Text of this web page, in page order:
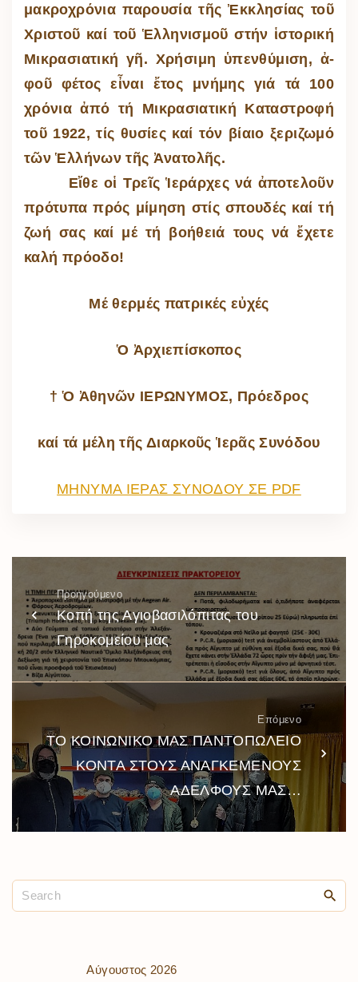
μα­κρο­χρό­νια πα­ρου­σία τῆς Ἐκ­κλη­σίας τοῦ
Χρι­στοῦ καί τοῦ Ἑλ­λη­νι­σμοῦ στήν ἱ­στο­ρική
Μι­κρα­σι­α­τική γῆ. Χρή­σιμη ὑ­πεν­θύ­μιση, ἀ­
φοῦ φέ­τος εἶναι ἔτος μνήμης γιά τά 100
χρό­νια ἀπό τή Μι­κρα­σι­α­τική Κα­τα­στροφή
τοῦ 1922, τίς θυσίες καί τόν βί­αιο ξε­ρι­ζωμό
τῶν Ἑλ­λή­νων τῆς Ἀ­να­το­λῆς.
Εἴθε οἱ Τρεῖς Ἱ­ε­ράρ­χες νά ἀ­πο­τε­λοῦν
πρό­τυπα πρός μί­μηση στίς σπου­δές καί τή
ζωή σας καί μέ τή βο­ή­θειά τους νά ἔχετε
καλή πρό­οδο!
Μέ θερ­μές πα­τρι­κές εὐ­χές
Ὁ Ἀρχιεπίσκοπος
† Ὁ Ἀθηνῶν ΙΕΡΩΝΥΜΟΣ, Πρόεδρος
καί τά μέλη τῆς Δι­αρ­κοῦς Ἱ­ε­ρᾶς Συ­νό­δου
ΜΗΝΥΜΑ ΙΕΡΑΣ ΣΥΝΟΔΟΥ ΣΕ PDF
Προηγούμενο
Κοπή της Αγιοβασιλόπιτας του
Γηροκομείου μας
Επόμενο
ΤΟ ΚΟΙΝΩΝΙΚΟ ΜΑΣ ΠΑΝΤΟΠΩΛΕΙΟ
ΚΟΝΤΑ ΣΤΟΥΣ ΑΝΑΓΚΕΜΕΝΟΥΣ
ΑΔΕΛΦΟΥΣ ΜΑΣ…
Αύγουστος 2026